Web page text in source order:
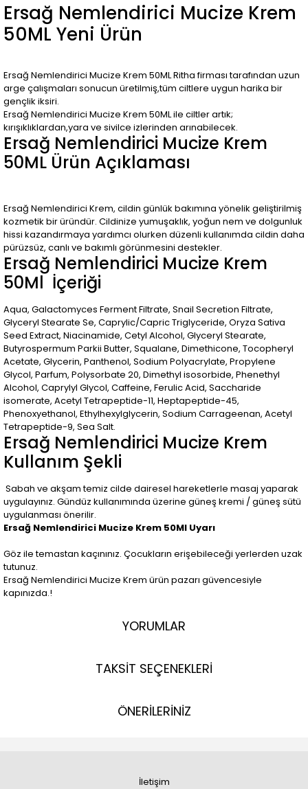
Ersağ Nemlendirici Mucize Krem
50ML Yeni Ürün
Ersağ Nemlendirici Mucize Krem 50ML Ritha firması tarafından uzun
arge çalışmaları sonucun üretilmiş,tüm ciltlere uygun harika bir
gençlik iksiri.
Ersağ Nemlendirici Mucize Krem 50ML ile ciltler artık;
kırışıklıklardan,yara ve sivilce izlerinden arınabilecek.
Ersağ Nemlendirici Mucize Krem
50ML Ürün Açıklaması
Ersağ Nemlendirici Krem, cildin günlük bakımına yönelik geliştirilmiş
kozmetik bir üründür. Cildinize yumuşaklık, yoğun nem ve dolgunluk
hissi kazandırmaya yardımcı olurken düzenli kullanımda cildin daha
pürüzsüz, canlı ve bakımlı görünmesini destekler.
Ersağ Nemlendirici Mucize Krem
50Ml İçeriği
Aqua, Galactomyces Ferment Filtrate, Snail Secretion Filtrate,
Glyceryl Stearate Se, Caprylic/Capric Triglyceride, Oryza Sativa
Seed Extract, Niacinamide, Cetyl Alcohol, Glyceryl Stearate,
Butyrospermum Parkii Butter, Squalane, Dimethicone, Tocopheryl
Acetate, Glycerin, Panthenol, Sodium Polyacrylate, Propylene
Glycol, Parfum, Polysorbate 20, Dimethyl isosorbide, Phenethyl
Alcohol, Caprylyl Glycol, Caffeine, Ferulic Acid, Saccharide
isomerate, Acetyl Tetrapeptide-11, Heptapeptide-45,
Phenoxyethanol, Ethylhexylglycerin, Sodium Carrageenan, Acetyl
Tetrapeptide-9, Sea Salt.
Ersağ Nemlendirici Mucize Krem
Kullanım Şekli
Sabah ve akşam temiz cilde dairesel hareketlerle masaj yaparak
uygulayınız. Gündüz kullanımında üzerine güneş kremi / güneş sütü
uygulanması önerilir.
Ersağ Nemlendirici Mucize Krem 50Ml Uyarı
Göz ile temastan kaçınınız. Çocukların erişebileceği yerlerden uzak
tutunuz.
Ersağ Nemlendirici Mucize Krem ürün pazarı güvencesiyle
kapınızda.!
YORUMLAR
TAKSİT SEÇENEKLERİ
ÖNERİLERİNİZ
İletişim